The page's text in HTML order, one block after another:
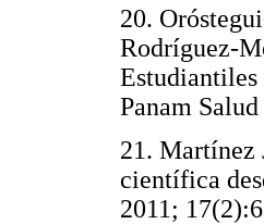
20.
Rodríguez-
Estudiantiles
Panam
21. Martínez
científica
2011;